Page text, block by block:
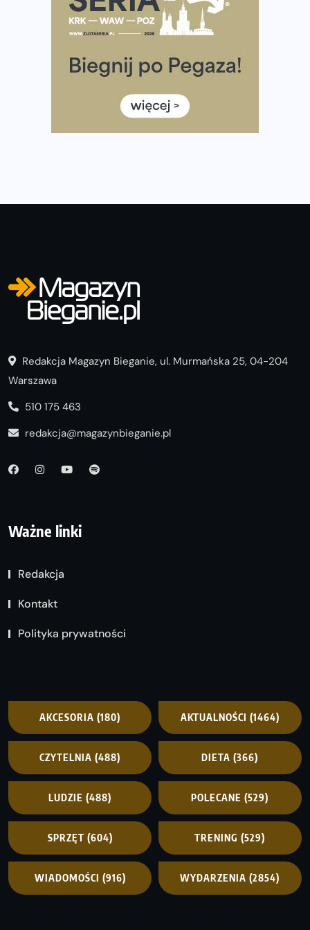
Rozbiegany Olsztyn szykuje się na weekend z
Już w tę sobotę 35. Bieg Powstania Warszawskiego.
Wystartuje rekordowa liczba uczestników
35. Bieg Powstania Warszawskiego – praktyczny
poradnik przed startem
Redakcja Magazyn Bieganie, ul. Murmańska 25, 04-204
Warszawa
510 175 463
redakcja@magazynbieganie.pl
Ważne linki
Redakcja
Kontakt
Polityka prywatności
AKCESORIA (180) AKTUALNOŚCI (1464)
CZYTELNIA (488) DIETA (366)
LUDZIE (488) POLECANE (529)
SPRZĘT (604) TRENING (529)
WIADOMOŚCI (916) WYDARZENIA (2854)